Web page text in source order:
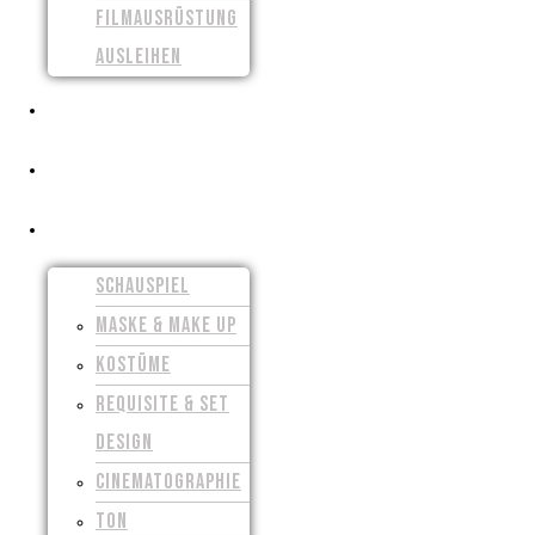
FILMAUSRÜSTUNG
AUSLEIHEN
SCHAUSPIEL
MASKE & MAKE UP
KOSTÜME
REQUISITE & SET
DESIGN
CINEMATOGRAPHIE
TON